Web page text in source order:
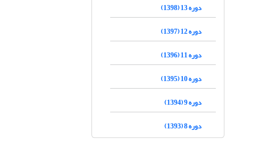
دوره 13 (1398)
دوره 12 (1397)
دوره 11 (1396)
دوره 10 (1395)
دوره 9 (1394)
دوره 8 (1393)